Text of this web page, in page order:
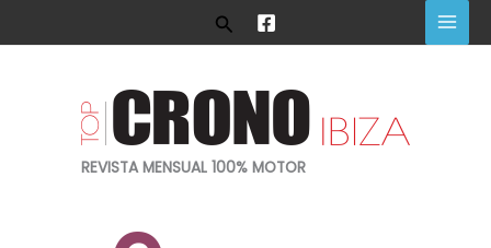
al
Buscar
REVISTA MENSUAL 100% MOTOR